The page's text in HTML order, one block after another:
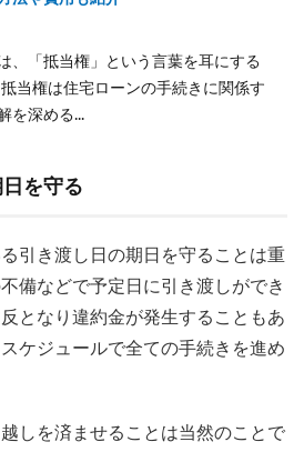
、「抵当権」という言葉を耳にする
当権は住宅ローンの手続きに関係す
を深める...
を守る
引き渡し日の期日を守ることは重
備などで予定日に引き渡しができ
となり違約金が発生することもあ
ケジュールで全ての手続きを進め
しを済ませることは当然のことで